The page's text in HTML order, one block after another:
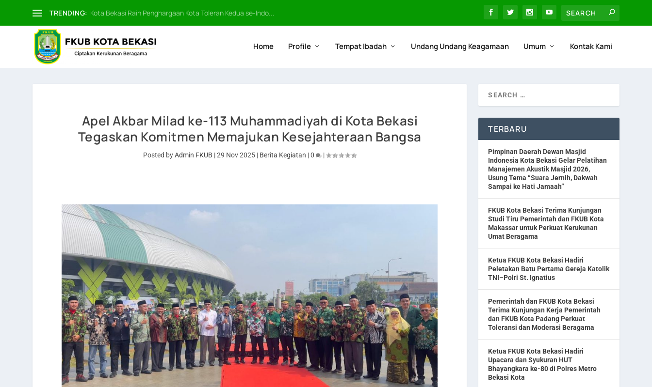
TRENDING: Kota Bekasi Raih Penghargaan Kota Toleran Kedua se-Indo...
Home Profile Tempat Ibadah Undang Undang Keagamaan Umum Kontak Kami
Apel Akbar Milad ke-113 Muhammadiyah di Kota Bekasi
Tegaskan Komitmen Memajukan Kesejahteraan Bangsa
Posted byAdmin FKUB |29 Nov 2025 | Berita Kegiatan |0 |
TERBARU
Pimpinan Daerah Dewan Masjid
Indonesia Kota Bekasi Gelar Pelatihan
Manajemen Akustik Masjid 2026,
Usung Tema “Suara Jernih, Dakwah
Sampai ke Hati Jamaah”
FKUB Kota Bekasi Terima Kunjungan
Studi Tiru Pemerintah dan FKUB Kota
Makassar untuk Perkuat Kerukunan
Umat Beragama
Ketua FKUB Kota Bekasi Hadiri
Peletakan Batu Pertama Gereja Katolik
TNI–Polri St. Ignatius
Pemerintah dan FKUB Kota Bekasi
Terima Kunjungan Kerja Pemerintah
dan FKUB Kota Padang Perkuat
Toleransi dan Moderasi Beragama
Ketua FKUB Kota Bekasi Hadiri
Upacara dan Syukuran HUT
Bhayangkara ke-80 di Polres Metro
Bekasi Kota